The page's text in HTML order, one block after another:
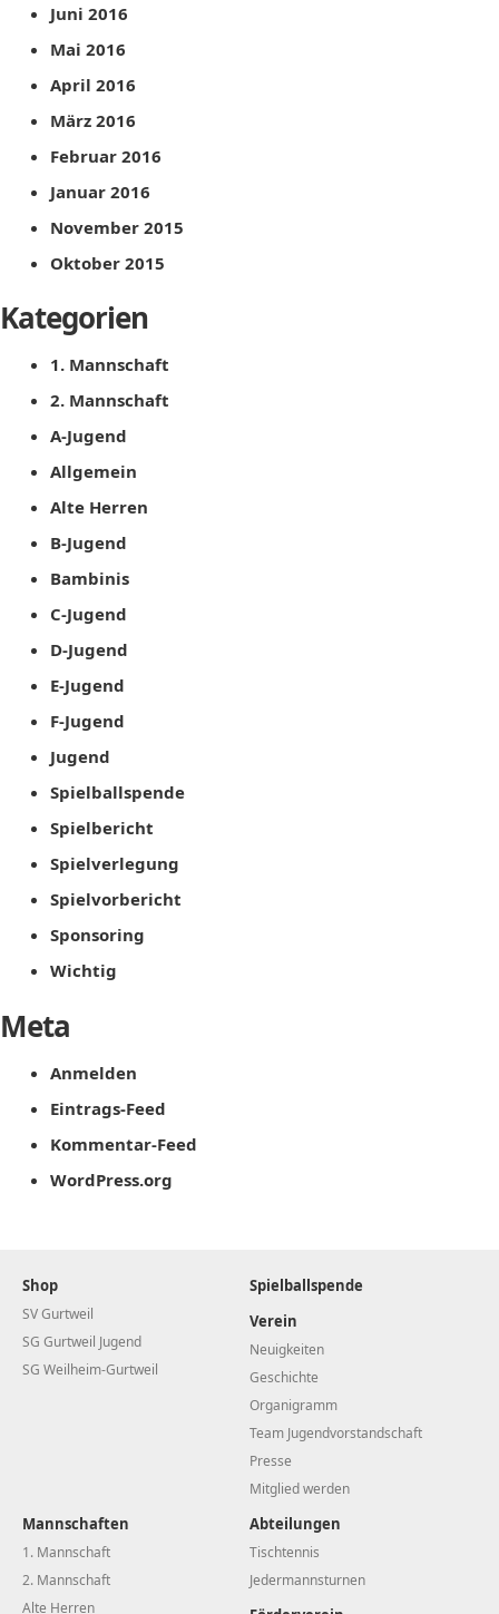
Juni 2016
Mai 2016
April 2016
März 2016
Februar 2016
Januar 2016
November 2015
Oktober 2015
Kategorien
1. Mannschaft
2. Mannschaft
A-Jugend
Allgemein
Alte Herren
B-Jugend
Bambinis
C-Jugend
D-Jugend
E-Jugend
F-Jugend
Jugend
Spielballspende
Spielbericht
Spielverlegung
Spielvorbericht
Sponsoring
Wichtig
Meta
Anmelden
Eintrags-Feed
Kommentar-Feed
WordPress.org
Shop
SV Gurtweil
SG Gurtweil Jugend
SG Weilheim-Gurtweil
Spielballspende
Verein
Neuigkeiten
Geschichte
Organigramm
Team Jugendvorstandschaft
Presse
Mitglied werden
Mannschaften
1. Mannschaft
2. Mannschaft
Alte Herren
Abteilungen
Tischtennis
Jedermannsturnen